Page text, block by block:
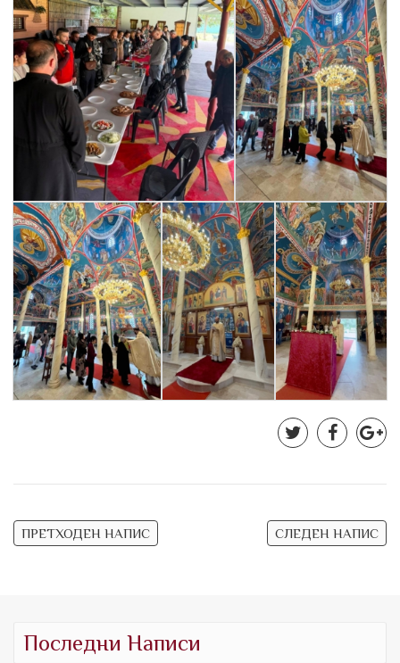
Навигација
ПРЕТХОДЕН НАПИС СЛЕДЕН НАПИС
Последни Написи